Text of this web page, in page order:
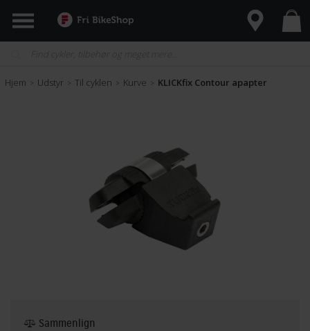
Hjem > Udstyr > Til cyklen > Kurve > KLICKfix Contour apapter
Sammenlign